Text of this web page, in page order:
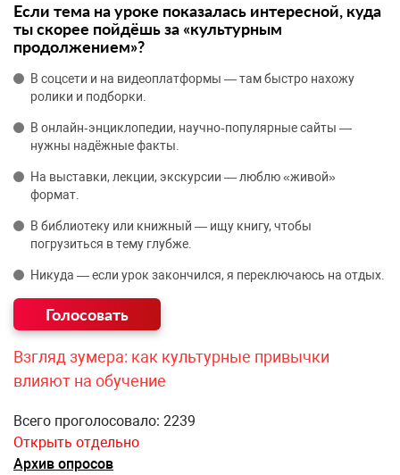
Если тема на уроке показалась интересной, куда
ты скорее пойдёшь за «культурным
продолжением»?
В соцсети и на видеоплатформы — там быстро нахожу
ролики и подборки.
В онлайн‑энциклопедии, научно‑популярные сайты —
нужны надёжные факты.
На выставки, лекции, экскурсии — люблю «живой»
формат.
В библиотеку или книжный — ищу книгу, чтобы
погрузиться в тему глубже.
Никуда — если урок закончился, я переключаюсь на отдых.
Взгляд зумера: как культурные привычки
влияют на обучение
Всего проголосовало: 2239
Открыть отдельно
Архив опросов